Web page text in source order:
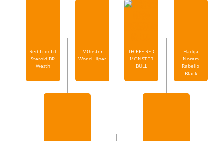
Red Lion Lil
Steroid BR
Westh
MOnster
World Hiper
THIEFF RED
MONSTER
BULL
Hadija
Noram
Rabello
Black